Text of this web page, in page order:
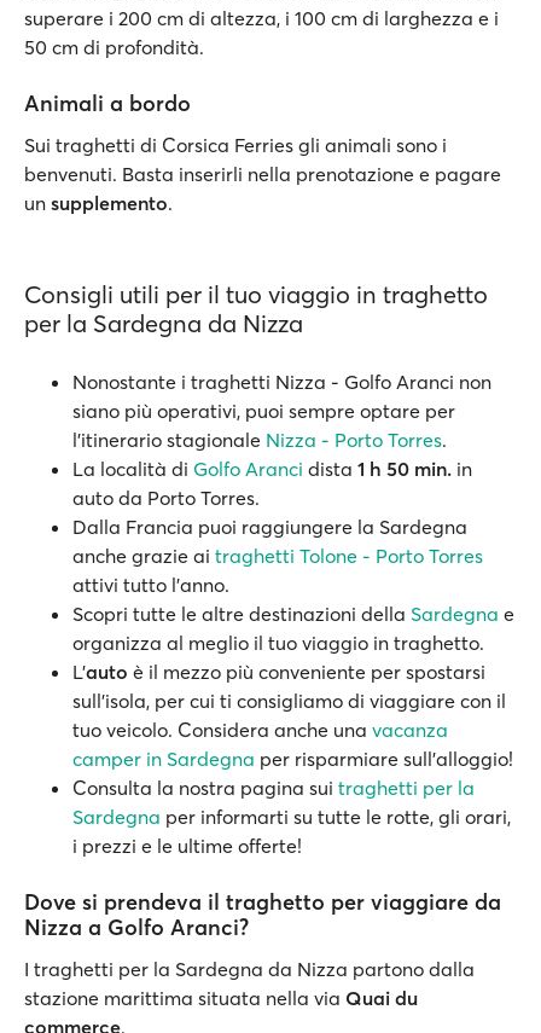
superare i 200 cm di altezza, i 100 cm di larghezza e i
50 cm di profondità.
Animali a bordo
Sui traghetti di Corsica Ferries gli animali sono i
benvenuti. Basta inserirli nella prenotazione e pagare
un supplemento.
Consigli utili per il tuo viaggio in traghetto
per la Sardegna da Nizza
Nonostante i traghetti Nizza - Golfo Aranci non
siano più operativi, puoi sempre optare per
l'itinerario stagionale Nizza - Porto Torres.
La località di Golfo Aranci dista 1 h 50 min. in
auto da Porto Torres.
Dalla Francia puoi raggiungere la Sardegna
anche grazie ai traghetti Tolone - Porto Torres
attivi tutto l'anno.
Scopri tutte le altre destinazioni della Sardegna e
organizza al meglio il tuo viaggio in traghetto.
L'auto è il mezzo più conveniente per spostarsi
sull’isola, per cui ti consigliamo di viaggiare con il
tuo veicolo. Considera anche una vacanza
camper in Sardegna per risparmiare sull'alloggio!
Consulta la nostra pagina sui traghetti per la
Sardegna per informarti su tutte le rotte, gli orari,
i prezzi e le ultime offerte!
Dove si prendeva il traghetto per viaggiare da
Nizza a Golfo Aranci?
I traghetti per la Sardegna da Nizza partono dalla
stazione marittima situata nella via Quai du
commerce.